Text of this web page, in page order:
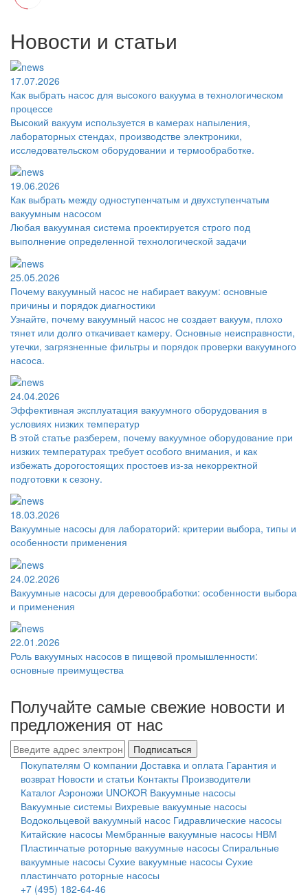
Новости и статьи
17.07.2026
Как выбрать насос для высокого вакуума в технологическом
процессе
Высокий вакуум используется в камерах напыления,
лабораторных стендах, производстве электроники,
исследовательском оборудовании и термообработке.
19.06.2026
Как выбрать между одноступенчатым и двухступенчатым
вакуумным насосом
Любая вакуумная система проектируется строго под
выполнение определенной технологической задачи
25.05.2026
Почему вакуумный насос не набирает вакуум: основные
причины и порядок диагностики
Узнайте, почему вакуумный насос не создает вакуум, плохо
тянет или долго откачивает камеру. Основные неисправности,
утечки, загрязненные фильтры и порядок проверки вакуумного
насоса.
24.04.2026
Эффективная эксплуатация вакуумного оборудования в
условиях низких температур
В этой статье разберем, почему вакуумное оборудование при
низких температурах требует особого внимания, и как
избежать дорогостоящих простоев из-за некорректной
подготовки к сезону.
18.03.2026
Вакуумные насосы для лабораторий: критерии выбора, типы и
особенности применения
24.02.2026
Вакуумные насосы для деревообработки: особенности выбора
и применения
22.01.2026
Роль вакуумных насосов в пищевой промышленности:
основные преимущества
Получайте самые свежие новости и
предложения от нас
Подписаться
Покупателям О компании Доставка и оплата Гарантия и
возврат Новости и статьи Контакты Производители
Каталог Аэроножи UNOKOR Вакуумные насосы
Вакуумные системы Вихревые вакуумные насосы
Водокольцевой вакуумный насос Гидравлические насосы
Китайские насосы Мембранные вакуумные насосы НВМ
Пластинчатые роторные вакуумные насосы Спиральные
вакуумные насосы Сухие вакуумные насосы Сухие
пластинчато роторные насосы
+7 (495) 182-64-46